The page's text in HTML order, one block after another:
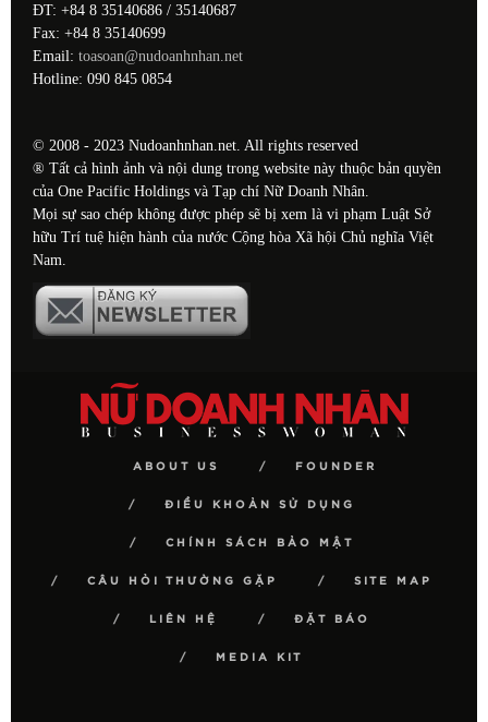
ĐT: +84 8 35140686 / 35140687
Fax: +84 8 35140699
Email: toasoan@nudoanhnhan.net
Hotline: 090 845 0854
© 2008 - 2023 Nudoanhnhan.net. All rights reserved
® Tất cả hình ảnh và nội dung trong website này thuộc bản quyền
của One Pacific Holdings và Tạp chí Nữ Doanh Nhân.
Mọi sự sao chép không được phép sẽ bị xem là vi phạm Luật Sở
hữu Trí tuệ hiện hành của nước Cộng hòa Xã hội Chủ nghĩa Việt
Nam.
ABOUT US FOUNDER
ĐIỀU KHOẢN SỬ DỤNG
CHÍNH SÁCH BẢO MẬT
CÂU HỎI THƯỜNG GẶP SITE MAP
LIÊN HỆ ĐẶT BÁO
MEDIA KIT